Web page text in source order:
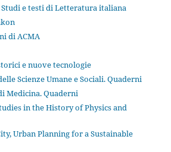
Studi e testi di Letteratura italiana
di ACMA
e nuove tecnologie
Scienze Umane e Sociali. Quaderni
Medicina. Quaderni
in the History of Physics and
Urban Planning for a Sustainable